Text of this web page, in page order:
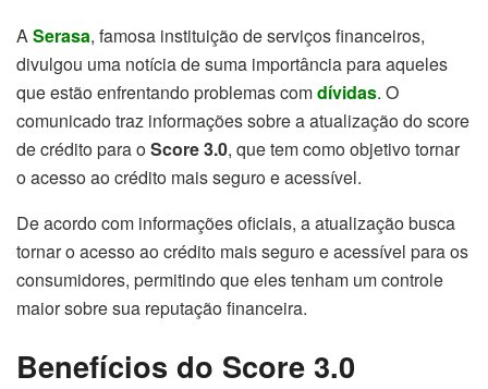
ASerasa, famosa instituição de serviços financeiros,
divulgou uma notícia de suma importância para aqueles
que estão enfrentando problemas comdívidas. O
comunicado traz informações sobre a atualização do score
de crédito para oScore 3.0, que tem como objetivo tornar
o acesso ao crédito mais seguro e acessível.
De acordo com informações oficiais, a atualização busca
tornar o acesso ao crédito mais seguro e acessível para os
consumidores, permitindo que eles tenham um controle
maior sobre sua reputação financeira.
Benefícios do Score 3.0